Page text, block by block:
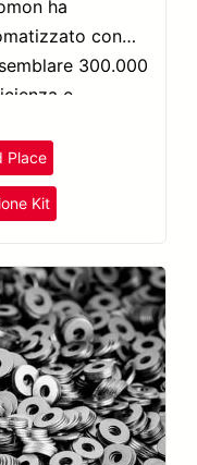
ha
con
300.000
e
Place
Kit